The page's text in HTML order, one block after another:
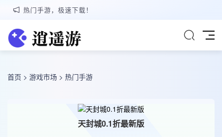
热门手游，极速下载！
首页 > 游戏市场 > 热门手游
天封城0.1折最新版